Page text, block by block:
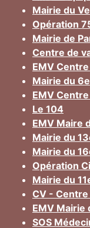
Mairie du Ve
Opération
Mairie de
Centre de
EMV
Mairie du 6e
EMV
Le 104
EMV Maire
Mairie du
Mairie du
Opération
Mairie du
CV - Centre
EMV Mairie
SOS